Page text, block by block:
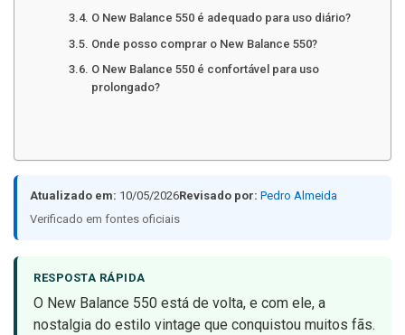
O New Balance 550 é adequado para uso diário?
Onde posso comprar o New Balance 550?
O New Balance 550 é confortável para uso
prolongado?
Atualizado em: 10/05/2026Revisado por: Pedro Almeida
Verificado em fontes oficiais
RESPOSTA RÁPIDA
O New Balance 550 está de volta, e com ele, a
nostalgia do estilo vintage que conquistou muitos fãs.